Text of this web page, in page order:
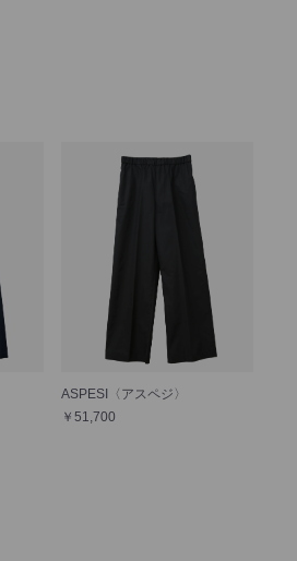
ASPESI〈アスペジ〉
￥51,700